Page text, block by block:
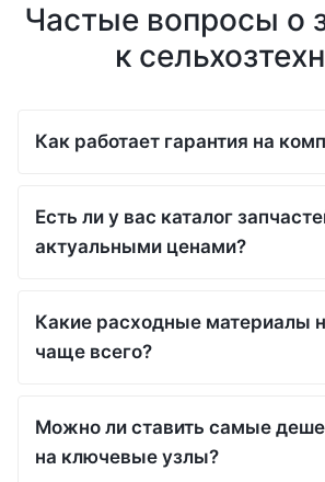
Частые вопросы о
к
Как работает гарантия на
Есть ли у вас каталог
актуальными ценами?
Какие расходные материалы
чаще всего?
Можно ли ставить самые
на ключевые узлы?